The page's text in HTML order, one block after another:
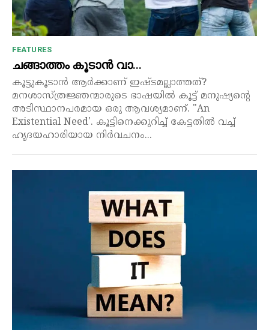
FEATURES
ചങ്ങാത്തം കൂടാൻ വാ…
കൂട്ടുകൂടാൻ ആർക്കാണ് ഇഷ്ടമല്ലാത്തത്?
മനശാസ്ത്രജ്ഞന്മാരുടെ ഭാഷയിൽ കൂട്ട് മനുഷ്യന്റെ
അടിസ്ഥാനപരമായ ഒരു ആവശ്യമാണ്. "An
Existential Need'. കൂട്ടിനെക്കുറിച്ച് കേട്ടതിൽ വച്ച്
ഹൃദയഹാരിയായ നിർവചനം...